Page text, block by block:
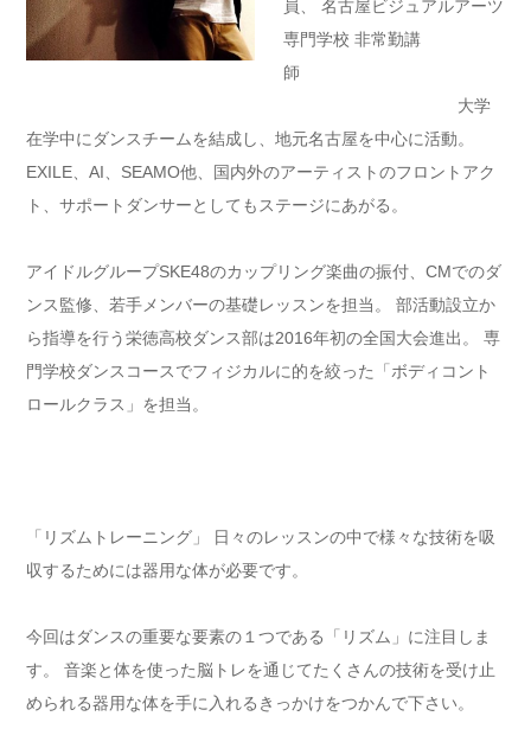
員、 名古屋ビジュアルアーツ
専門学校 非常勤講
師
大学
在学中にダンスチームを結成し、地元名古屋を中心に活動。
EXILE、AI、SEAMO他、国内外のアーティストのフロントアク
ト、サポートダンサーとしてもステージにあがる。
アイドルグループSKE48のカップリング楽曲の振付、CMでのダ
ンス監修、若手メンバーの基礎レッスンを担当。 部活動設立か
ら指導を行う栄徳高校ダンス部は2016年初の全国大会進出。 専
門学校ダンスコースでフィジカルに的を絞った「ボディコント
ロールクラス」を担当。
「リズムトレーニング」 日々のレッスンの中で様々な技術を吸
収するためには器用な体が必要です。
今回はダンスの重要な要素の１つである「リズム」に注目しま
す。 音楽と体を使った脳トレを通じてたくさんの技術を受け止
められる器用な体を手に入れるきっかけをつかんで下さい。